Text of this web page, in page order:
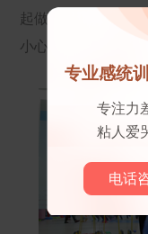
起做，直至最后完
小心纸张割伤手指。
专业感统
专注力
粘人爱
电话